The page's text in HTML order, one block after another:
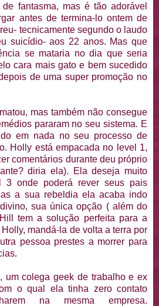
fantasma, mas é tão adorável
antes de termina-lo ontem de
tecnicamente segundo o laudo
suicídio- aos 22 anos. Mas que
se mataria no dia que seria
cara mais gato e bem sucedido
de uma super promoção no
mas também não consegue
pararam no seu sistema. E
em nada no seu processo de
Holly está empacada no level 1,
comentários durante deu próprio
diria ela). Ela deseja muito
3 onde poderá rever seus pais
a sua rebeldia ela acaba indo
sua única opção ( além do
tem a solução perfeita para a
mandá-la de volta a terra por
pessoa prestes a morrer para
um colega geek de trabalho e ex
o qual ela tinha zero contato
na mesma empresa.